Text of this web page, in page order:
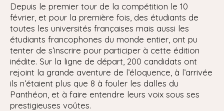
Depuis le premier tour de la compétition le 10
février, et pour la première fois, des étudiants de
toutes les universités françaises mais aussi les
étudiants francophones du monde entier, ont pu
tenter de s’inscrire pour participer à cette édition
inédite. Sur la ligne de départ, 200 candidats ont
rejoint la grande aventure de l’éloquence, à l’arrivée
ils n’étaient plus que 8 à fouler les dalles du
Panthéon, et à faire entendre leurs voix sous ses
prestigieuses voûtes.